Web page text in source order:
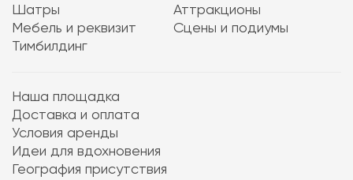
Шатры
Аттракционы
Мебель и реквизит
Сцены и подиумы
Тимбилдинг
Наша площадка
Доставка и оплата
Условия аренды
Идеи для вдохновения
География присутствия